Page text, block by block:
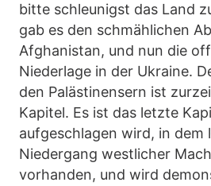
bitte schleunigst das Land
gab es den schmählichen
Afghanistan, und nun die
Niederlage in der Ukraine.
den Palästinensern ist
Kapitel. Es ist das letzte
aufgeschlagen wird, in dem
Niedergang westlicher
vorhanden, und wird